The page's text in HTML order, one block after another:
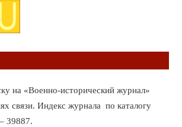
на «Военно-исторический журнал»
связи. Индекс журнала по каталогу
39887.